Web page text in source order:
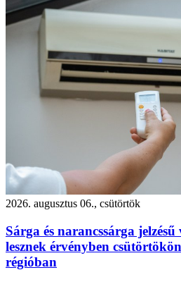
2026. augusztus 06., csütörtök
Sárga és narancssárga
lesznek érvényben
régióban